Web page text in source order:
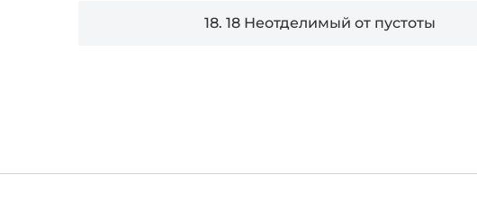
18. 18 Неотделимый от пустоты